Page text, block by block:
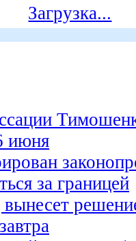
Загрузка...
июня
за границей